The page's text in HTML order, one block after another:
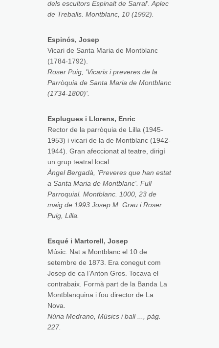
dels escultors Espinalt de Sarral'. Aplec
de Treballs. Montblanc, 10 (1992).
Espinós, Josep
Vicari de Santa Maria de Montblanc
(1784-1792).
Roser Puig, 'Vicaris i preveres de la
Parròquia de Santa Maria de Montblanc
(1734-1800)'.
Esplugues i Llorens, Enric
Rector de la parròquia de Lilla (1945-
1953) i vicari de la de Montblanc (1942-
1944). Gran afeccionat al teatre, dirigí
un grup teatral local.
Àngel Bergadà, 'Preveres que han estat
a Santa Maria de Montblanc'. Full
Parroquial. Montblanc. 1000, 23 de
maig de 1993.Josep M. Grau i Roser
Puig, Lilla.
Esqué i Martorell, Josep
Músic. Nat a Montblanc el 10 de
setembre de 1873. Era conegut com
Josep de ca l’Anton Gros. Tocava el
contrabaix. Formà part de la Banda La
Montblanquina i fou director de La
Nova.
Núria Medrano, Músics i ball ..., pàg.
227.